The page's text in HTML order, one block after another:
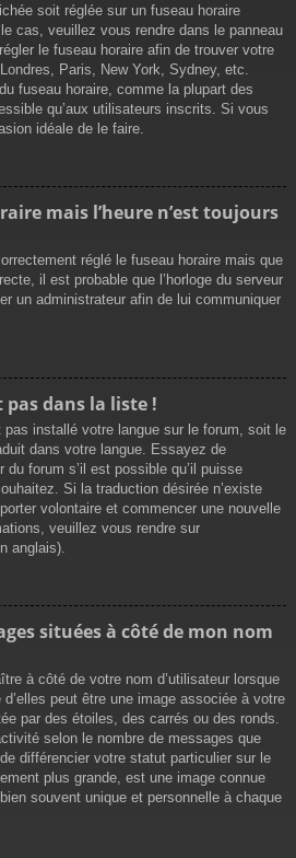
soit réglée sur un fuseau horaire
cas, veuillez vous rendre dans le panneau
le fuseau horaire afin de trouver votre
Paris, New York, Sydney, etc.
fuseau horaire, comme la plupart des
qu’aux utilisateurs inscrits. Si vous
idéale de le faire.
mais l’heure n’est toujours
réglé le fuseau horaire mais que
il est probable que l’horloge du serveur
un administrateur afin de lui communiquer
pas dans la liste !
pas installé votre langue sur le forum, soit le
dans votre langue. Essayez de
du forum s’il est possible qu’il puisse
Si la traduction désirée n’existe
volontaire et commencer une nouvelle
veuillez vous rendre sur
anglais).
situées à côté de mon nom
à côté de votre nom d’utilisateur lorsque
peut être une image associée à votre
par des étoiles, des carrés ou des ronds.
selon le nombre de messages que
différencier votre statut particulier sur le
plus grande, est une image connue
souvent unique et personnelle à chaque